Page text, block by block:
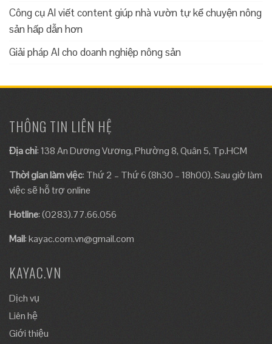
Công cụ AI viết content giúp nhà vườn tự kể chuyện nông
sản hấp dẫn hơn
Giải pháp AI cho doanh nghiệp nông sản
THÔNG TIN LIÊN HỆ
Địa chỉ: 138 An Dương Vương, Phường 8, Quân 5, Tp.HCM
Thời gian làm việc: Thứ 2 – Thứ 6 (8h30 – 18h00). Sau giờ làm
việc sẽ hỗ trợ online
Hotline: (0283).77.66.056
Mail:kayac.com.vn@gmail.com
KAYAC.VN
Dịch vụ
Liên hệ
Giới thiệu